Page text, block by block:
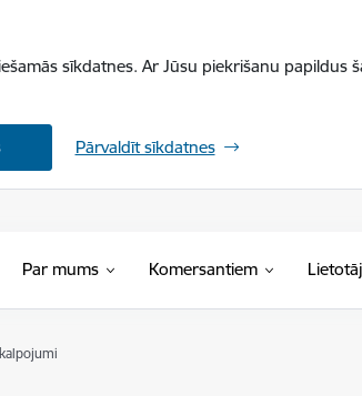
sīkdatnes. Ar Jūsu piekrišanu
Pārvaldīt sīkdatnes
Par mums Komersantiem